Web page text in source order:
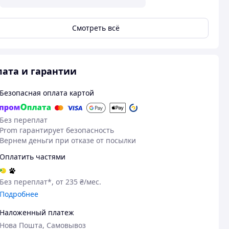
Смотреть всё
и гарантии
Безопасная оплата картой
Без переплат
Prom гарантирует безопасность
Вернем деньги при отказе от посылки
Оплатить частями
Без переплат*, от 235 ₴/мес.
Подробнее
Наложенный платеж
Нова Пошта, Самовывоз
Посмотреть все